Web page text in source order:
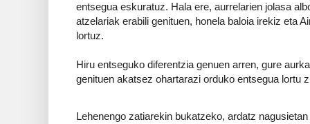
entsegua eskuratuz. Hala ere, aurrelarien jolasa
atzelariak erabili genituen, honela baloia irekiz eta
lortuz.
Hiru entseguko diferentzia genuen arren, gure
genituen akatsez ohartarazi orduko entsegua lortu
Lehenengo zatiarekin bukatzeko, ardatz